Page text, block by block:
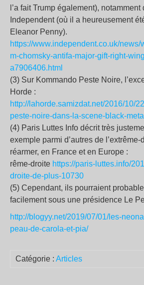
l’a fait Trump également), notamment
Independent (où il a heureusement
Eleanor Penny).
https://www.independent.co.uk/news/
m-chomsky-antifa-major-gift-right-
a7906406.html
(3) Sur Kommando Peste Noire,
Horde :
http://lahorde.samizdat.net/2016/10/
peste-noire-dans-la-scene-black-
(4) Paris Luttes Info décrit très
exemple parmi d’autres de
réarmer, en France et en Europe :
rême-droite https://paris-luttes.info/
droite-de-plus-10730
(5) Cependant, ils pourraient
facilement sous une présidence Le
http://blogyy.net/2019/07/01/les-
peau-de-carola-et-pia/
Catégorie : Articles